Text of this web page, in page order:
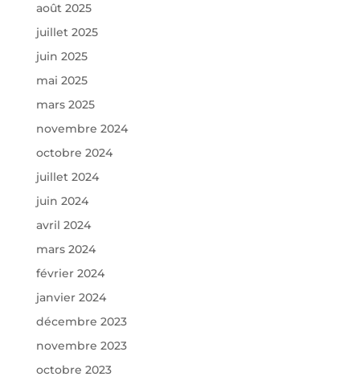
août 2025
juillet 2025
juin 2025
mai 2025
mars 2025
novembre 2024
octobre 2024
juillet 2024
juin 2024
avril 2024
mars 2024
février 2024
janvier 2024
décembre 2023
novembre 2023
octobre 2023